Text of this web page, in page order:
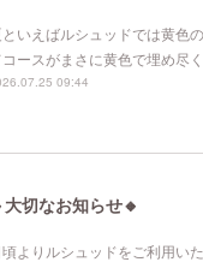
といえばルシュッドでは黄色
ースがまさに黄色で埋め尽
09:44
大切なお知らせ🔸
頃よりルシュッドをご利用い